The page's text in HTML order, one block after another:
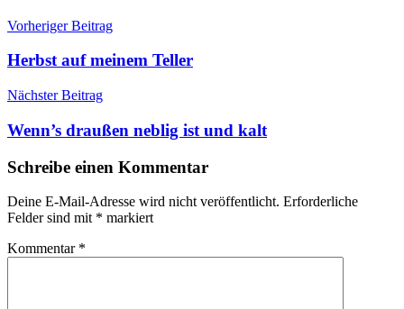
Vorheriger Beitrag
Herbst auf meinem Teller
Nächster Beitrag
Wenn’s draußen neblig ist und kalt
Schreibe einen Kommentar
Deine E-Mail-Adresse wird nicht veröffentlicht. Erforderliche
Felder sind mit * markiert
Kommentar *